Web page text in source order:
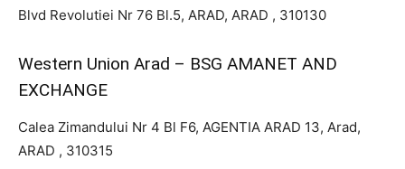
Blvd Revolutiei Nr 76 Bl.5, ARAD, ARAD , 310130
Western Union Arad – BSG AMANET AND
EXCHANGE
Calea Zimandului Nr 4 Bl F6, AGENTIA ARAD 13, Arad,
ARAD , 310315